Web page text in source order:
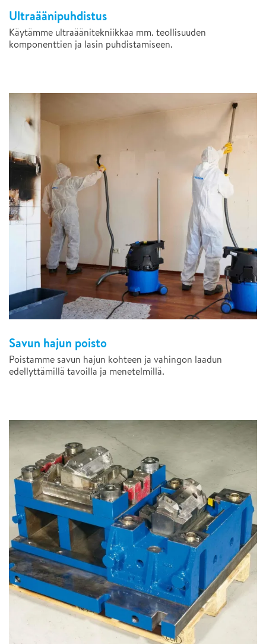
Ultraäänipuhdistus
Käytämme ultraäänitekniikkaa mm. teollisuuden
komponenttien ja lasin puhdistamiseen.
Savun hajun poisto
Poistamme savun hajun kohteen ja vahingon laadun
edellyttämillä tavoilla ja menetelmillä.